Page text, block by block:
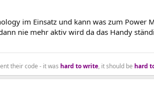
im Einsatz und kann was zum Power
nie mehr aktiv wird da das Handy
their code - it was hard to write, it should be hard